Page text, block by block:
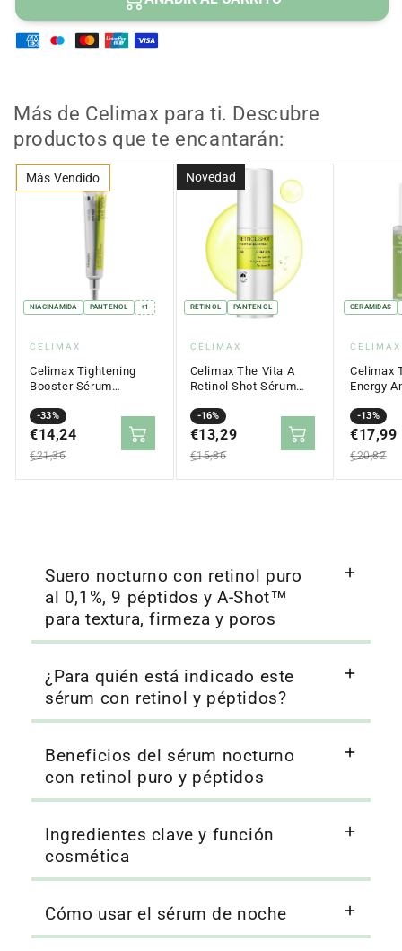
Ingredientes destacados:complejo de 9 péptidos, pantenol,
vitamina E, alantoína, extracto de raíz de zanahoria
Celimax
The
Vita
Shot
Sérum
Reafirmante
30
ml
Celimax
The
Vita
Shot
Sérum
Reafirmante
Más de Celimax para ti. Descubre
productos que te encantarán:
Más Vendido
NIACINAMIDA PANTENOL +1
Proveedor:
CELIMAX
Celimax Tightening
Booster Sérum
-33%
Precio
en
€14,24
Precio
regular
€21,36
Novedad
RETINOL PANTENOL
Proveedor:
CELIMAX
Celimax The Vita A
Retinol Shot Sérum
-16%
Precio
en
€13,29
Precio
regular
€15,86
CERAMIDAS
CELIMAX
Celimax
Energy
-13%
Precio
en
€17,99
Precio
regular
€20,82
Suero nocturno con retinol puro
al 0,1%, 9 péptidos y A-Shot™
para textura, firmeza y poros
¿Para quién está indicado este
sérum con retinol y péptidos?
Beneficios del sérum nocturno
con retinol puro y péptidos
Ingredientes clave y función
cosmética
Cómo usar el sérum de noche